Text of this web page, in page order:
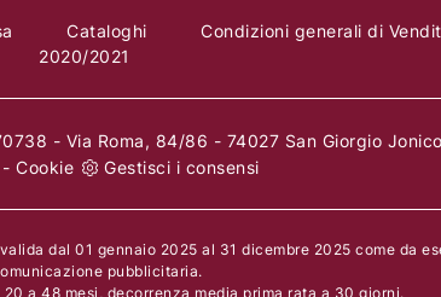
Cataloghi Condizioni generali di
2020/2021
- Via Roma, 84/86 - 74027 San Giorgio
-Cookie Gestisci i consensi
dal 01 gennaio 2025 al 31 dicembre 2025 come da
pubblicitaria.
a 48 mesi, decorrenza media prima rata a 30 giorni.